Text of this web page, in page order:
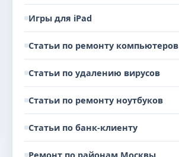
Игры для iPad
Статьи по ремонту компьютеров
Статьи по удалению вирусов
Статьи по ремонту ноутбуков
Статьи по банк-клиенту
Ремонт по районам Москвы